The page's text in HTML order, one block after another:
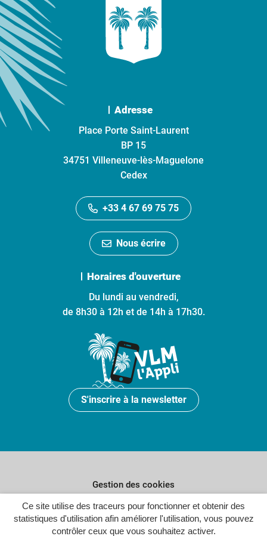
Ce site utilise des traceurs pour fonctionner et obtenir des
statistiques d'utilisation afin améliorer l'utilisation, vous pouvez
contrôler ceux que vous souhaitez activer.
Adresse
Place Porte Saint-Laurent
BP 15
34751 Villeneuve-lès-Maguelone
Cedex
+33 4 67 69 75 75
Nous écrire
Horaires d'ouverture
Du lundi au vendredi,
de 8h30 à 12h et de 14h à 17h30.
S'inscrire à la newsletter
Gestion des cookies
Plan du site
Politique de confidentialité